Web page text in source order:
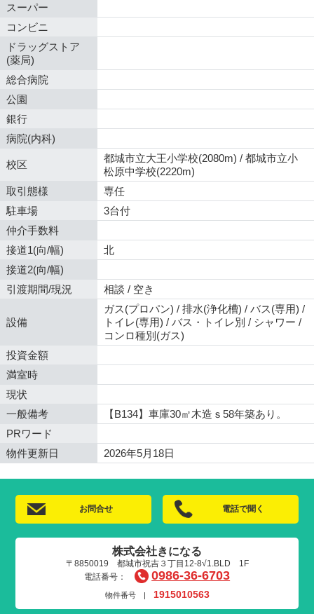
スーパー
コンビニ
ドラッグストア
(薬局)
総合病院
公園
銀行
病院(内科)
校区
都城市立大王小学校(2080m) / 都城市立小
松原中学校(2220m)
取引態様
専任
駐車場
3台付
仲介手数料
接道1(向/幅)
北
接道2(向/幅)
引渡期間/現況
相談 / 空き
設備
ガス(プロパン) / 排水(浄化槽) / バス(専用) /
トイレ(専用) / バス・トイレ別 / シャワー /
コンロ種別(ガス)
投資金額
満室時
現状
一般備考
【B134】車庫30㎡木造ｓ58年築あり。
PRワード
物件更新日
2026年5月18日
お問合せ 電話で聞く
株式会社きになる
〒8850019 都城市祝吉３丁目12-8√1.BLD 1F
電話番号：
0986-36-6703
物件番号 | 1915010563